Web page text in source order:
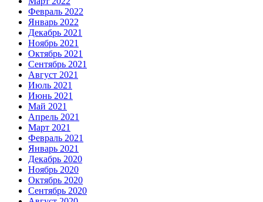
Февраль 2022
Январь 2022
Декабрь 2021
Ноябрь 2021
Октябрь 2021
Сентябрь 2021
Август 2021
Июль 2021
Июнь 2021
Май 2021
Апрель 2021
Март 2021
Февраль 2021
Январь 2021
Декабрь 2020
Ноябрь 2020
Октябрь 2020
Сентябрь 2020